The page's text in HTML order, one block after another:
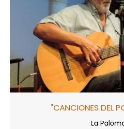
"CANCIONES DEL
La